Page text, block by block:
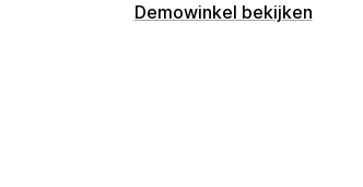
Demowinkel bekijken